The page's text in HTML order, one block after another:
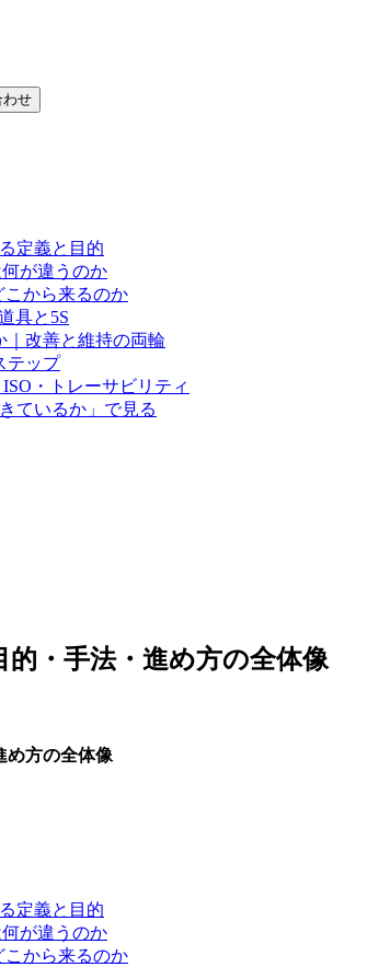
わせ
定義と目的
が違うのか
から来るのか
具と5S
｜改善と維持の両輪
テップ
・トレーサビリティ
ているか」で見る
・手法・進め方の全体像
め方の全体像
定義と目的
が違うのか
から来るのか